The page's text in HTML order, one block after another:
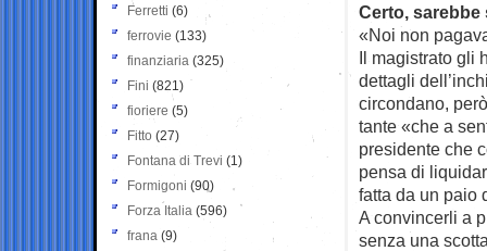
Certo,
«Noi non
Il magistrato gli
dettagli
circondano,
tante «che a
presidente che
pensa di
fatta da un paio
A convincerli a
senza una
Ferretti (6)
ferrovie (133)
finanziaria (325)
Fini (821)
fioriere (5)
Fitto (27)
Fontana di Trevi (1)
Formigoni (90)
Forza Italia (596)
frana (9)